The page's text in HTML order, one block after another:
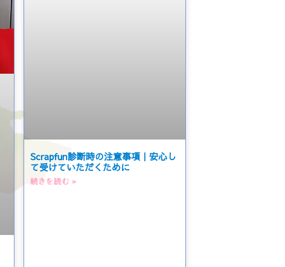
Scrapfun診断時の注意事項｜安心し
て受けていただくために
続きを読む »